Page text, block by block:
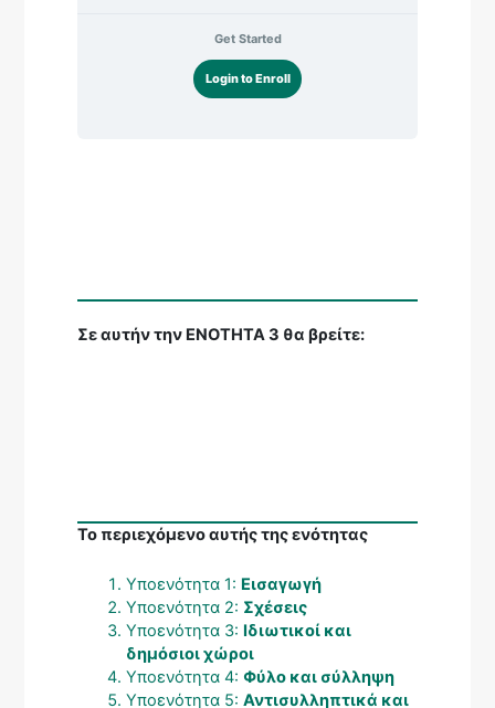
Get Started
Login to Enroll
Σε αυτήν την ΕΝΟΤΗΤΑ 3 θα βρείτε:
Το περιεχόμενο αυτής της ενότητας
Υποενότητα 1: Εισαγωγή
Υποενότητα 2: Σχέσεις
Υποενότητα 3: Ιδιωτικοί και
δημόσιοι χώροι
Υποενότητα 4: Φύλο και σύλληψη
Υποενότητα 5:Αντισυλληπτικά και